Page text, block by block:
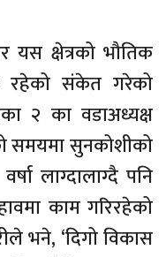
यस क्षेत्रको भौतिक
रहेको संकेत गरेको
२ का वडाअध्यक्ष
समयमा सुनकोशीको
लाग्दालाग्दै पनि
काम गरिरहेको
भने, ‘दिगो विकास